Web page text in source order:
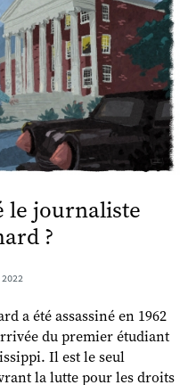
le journaliste
?
a été assassiné en 1962
du premier étudiant
Il est le seul
la lutte pour les droits